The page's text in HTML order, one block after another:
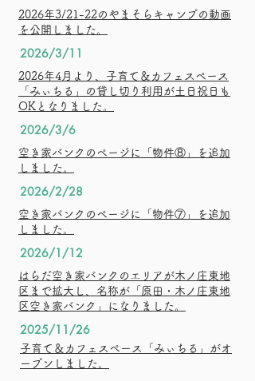
​2026年3/21-22のやまそらキャンプの動画
を公開しました。
2026/3/11
​2026年4月より、子育て＆カフェスペース
「みぃちる」の貸し切り利用が土日祝日も
OKとなりました。
2026/3/6
​空き家バンクのページに「物件⑧」を追加
しました。
2026/2/28
​空き家バンクのページに「物件⑦」を追加
しました。
2026/1/12
​はらだ空き家バンクのエリアが木ノ庄東地
区まで拡大し、名称が「原田・木ノ庄東地
区空き家バンク」になりました。
2025/11/26
​子育て＆カフェスペース「みぃちる」がオ
ープンしました。